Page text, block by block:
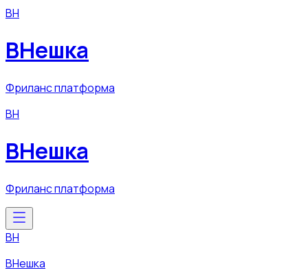
ВН
ВНешка
Фриланс платформа
ВН
ВНешка
Фриланс платформа
ВН
ВНешка